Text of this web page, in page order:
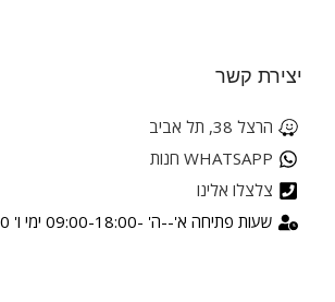
יצירת קשר
הרצל 38, תל אביב
WHATSAPP חנות
צלצלו אלינו
שעות פתיחה א'--ה' -09:00-18:00 ימי ו' 09:00-14:00